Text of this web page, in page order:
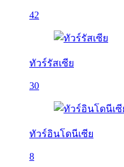
42
ทัวร์รัสเซีย
30
ทัวร์อินโดนีเซีย
8